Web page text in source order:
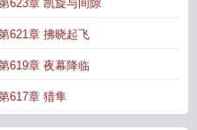
623章 凯旋与间隙
621章 拂晓起飞
619章 夜幕降临
617章 猎隼